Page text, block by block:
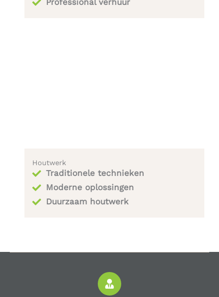
Professional verhuur
Houtwerk
Traditionele technieken
Moderne oplossingen
Duurzaam houtwerk